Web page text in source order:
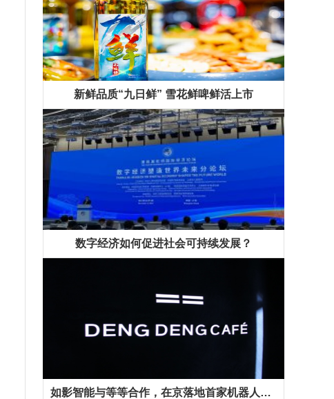
精彩专题
新鲜品质“九日鲜” 雪花鲜啤鲜活上市
数字经济如何促进社会可持续发展？
如影智能与等等合作，在京落地首家机器人咖啡馆